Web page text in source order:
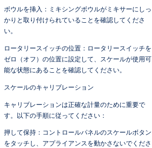
ボウルを挿入：ミキシングボウルがミキサーにしっ
かりと取り付けられていることを確認してくださ
い。
ロータリースイッチの位置：ロータリースイッチを
ゼロ（オフ）の位置に設定して、スケールが使用可
能な状態にあることを確認してください。
スケールのキャリブレーション
キャリブレーションは正確な計量のために重要で
す。以下の手順に従ってください：
押して保持：コントロールパネルのスケールボタン
をタッチし、アプライアンスを動かさないでくださ